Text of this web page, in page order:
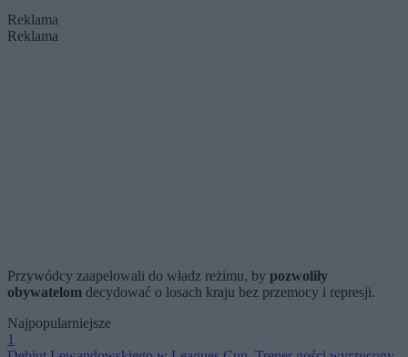
Reklama
Reklama
Przywódcy zaapelowali do władz reżimu, by pozwoliły
obywatelom decydować o losach kraju bez przemocy i represji.
Najpopularniejsze
1